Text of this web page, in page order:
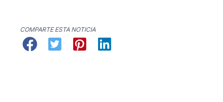
COMPARTE ESTA NOTICIA